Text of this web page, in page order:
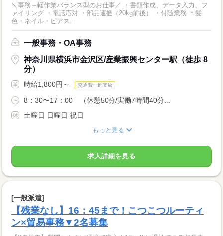
＼事務＋軽作業バランス型のお仕事／ ・書類作成、データ入力、フ
ァイリング ・電話応対 ・部品運搬（20kg前後） ・付随業務 ＊髪
色・ネイル・ピアス...
一般事務・OA事務
神奈川県横浜市金沢区/産業振興センター駅（徒歩 8
分）
時給1,800円～ 交通費一部支給
8：30〜17：00 （休憩50分/実働7時間40分...
土曜日 日曜日 祝日
もっと見る
求人詳細を見る
[一般派遣]
【残業なし】16：45まで！こつこつルーティ
ン×貿易事務▼2名募集